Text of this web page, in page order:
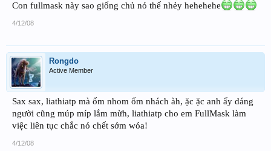
Con fullmask này sao giống chủ nó thế nhẻy hehehehe
4/12/08
Rongdo
Active Member
Sax sax, liathiatp mà ốm nhom ốm nhách àh, ặc ặc anh ấy dáng
người cũng múp míp lắm mừh, liathiatp cho em FullMask làm
việc liên tục chắc nó chết sớm wóa!
4/12/08